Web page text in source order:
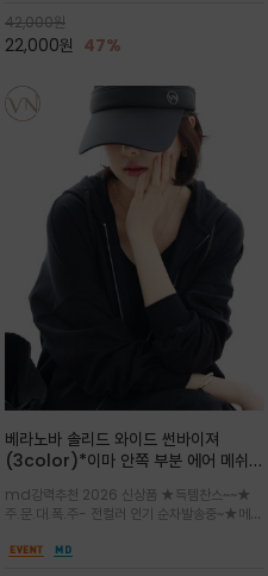
용성을 모두 갖춘 아이템
42,000원
22,000원 47%
베라노바 솔리드 와이드 썬바이져
(3color)*이마 안쪽 부분 에어 메쉬
노바 심볼 전사 인쇄(Transfer
Printing)뒷밴딩으로 사이즈 조절이 가
능해 누구나 안정적으로 착용
md강력추천 2026 신상품 ★득템찬스~~★
주.문.대.폭.주- 전컬러 인기 순차발송중~★메쉬
일 보송보송한 스킨케어 핏(Skin-care fit)을